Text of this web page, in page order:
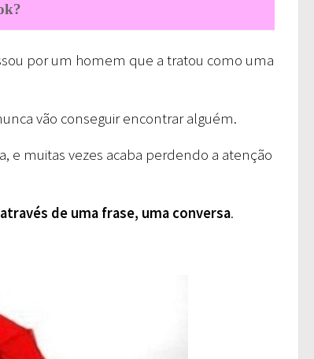
por um homem que a tratou como uma
vão conseguir encontrar alguém.
e muitas vezes acaba perdendo a atenção
de uma frase, uma conversa.